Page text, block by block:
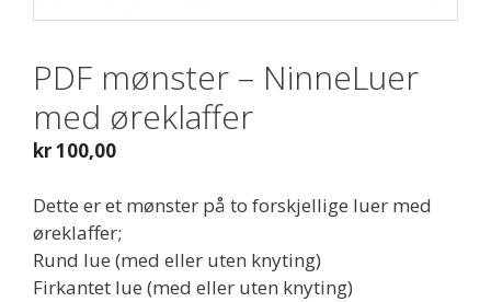
PDF mønster – NinneLuer
med øreklaffer
kr100,00
Dette er et mønster på to forskjellige luer med
øreklaffer;
Rund lue (med eller uten knyting)
Firkantet lue (med eller uten knyting)